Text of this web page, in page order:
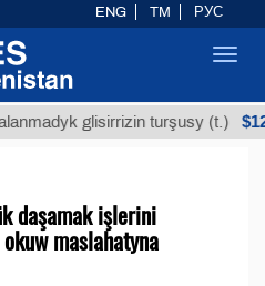
glisirrizin turşusy (t.) $12935,18
daşamak işlerini
maslahatyna
ENG TM РУС